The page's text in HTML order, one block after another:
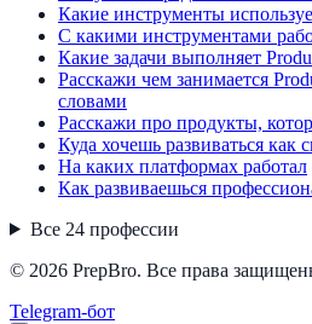
Какие инструменты
С какими инструментами
Какие задачи выполняет
Расскажи чем занимается
словами
Расскажи про продукты,
Куда хочешь развиваться как
На каких платформах работал
Как развиваешься
Все 24 профессии
© 2026 PrepBro. Все права
Telegram-бот